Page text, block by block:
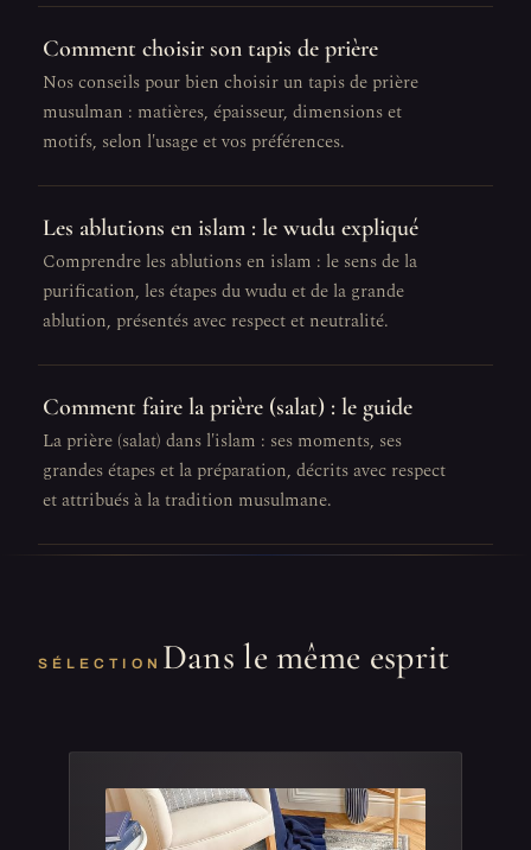
Comment choisir son tapis de prière
Nos conseils pour bien choisir un tapis de prière
musulman : matières, épaisseur, dimensions et
motifs, selon l'usage et vos préférences.
Les ablutions en islam : le wudu expliqué
Comprendre les ablutions en islam : le sens de la
purification, les étapes du wudu et de la grande
ablution, présentés avec respect et neutralité.
Comment faire la prière (salat) : le guide
La prière (salat) dans l'islam : ses moments, ses
grandes étapes et la préparation, décrits avec respect
et attribués à la tradition musulmane.
SÉLECTION Dans le même esprit